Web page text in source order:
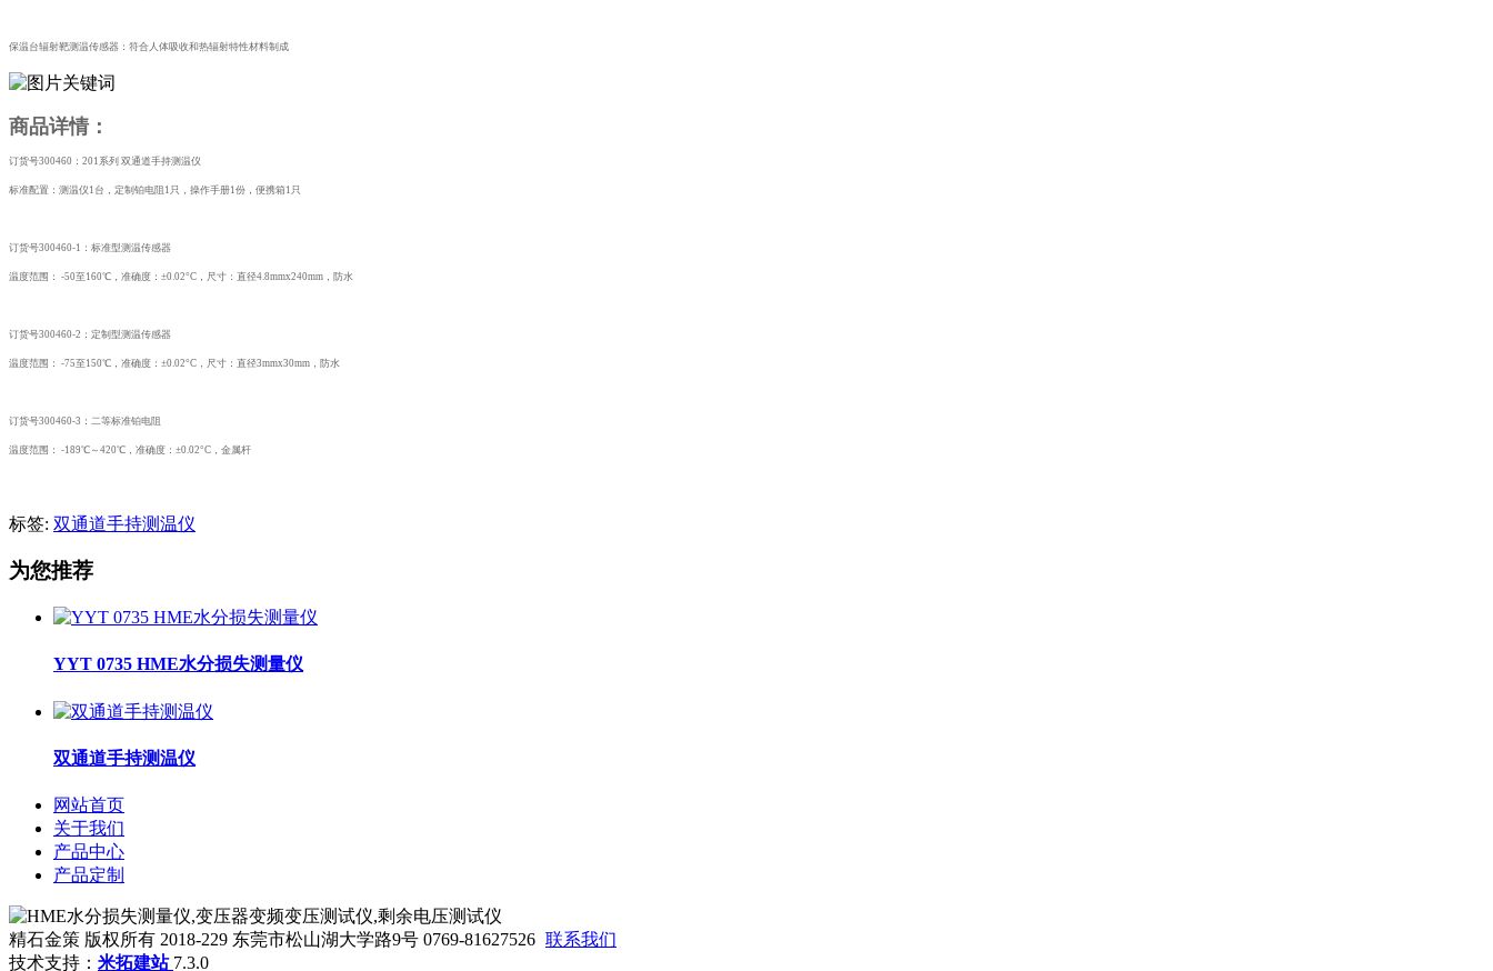
保温台辐射靶测温传感器：符合人体吸收和热辐射特性材料制成
商品详情：
订货号300460：201系列 双通道手持测温仪
标准配置：测温仪 1台，定制铂电阻1只，操作手册1份，便携箱1只
订货号300460-1：标准型测温传感器
温度范围： -50至160℃，准确度：±0.02°C，尺寸：直径4.8mmx240mm，防水
订货号300460-2：定制型测温传感器
温度范围： -75至150℃，准确度：±0.02°C，尺寸：直径3mmx30mm，防水
订货号300460-3：二等标准铂电阻
温度范围： -189℃～420℃，准确度：±0.02°C，金属杆
标签: 双通道手持测温仪
为您推荐
YYT 0735 HME水分损失测量仪
双通道手持测温仪
网站首页
关于我们
产品中心
产品定制
精石金策 版权所有 2018-229 东莞市松山湖大学路9号 0769-81627526 联系我们
技术支持： 米拓建站 7.3.0